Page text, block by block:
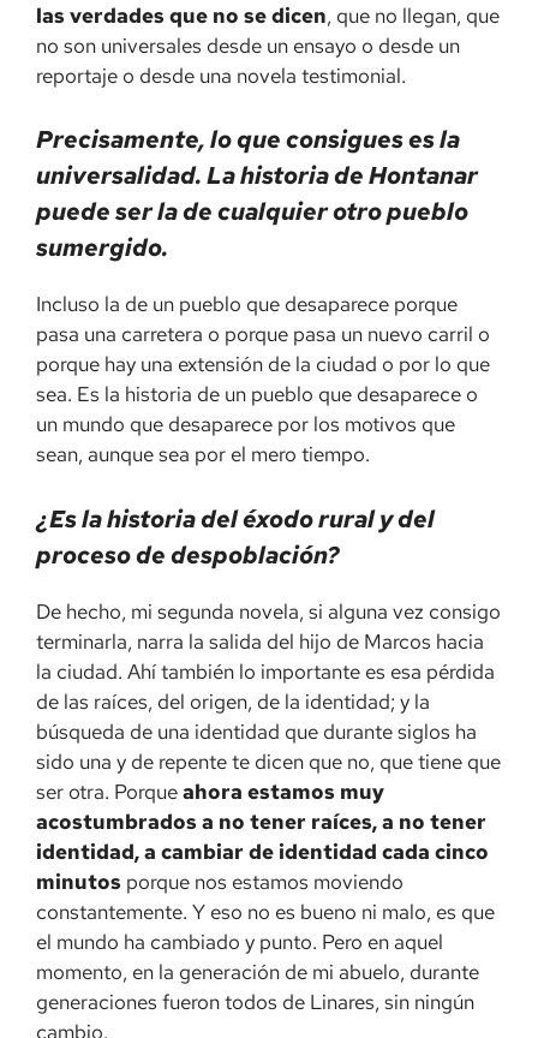
las verdades que no sedicen, que no llegan, que
no son universales desde un ensayo o desde un
reportaje o desde una novela testimonial.
Precisamente, lo que consigues es la
universalidad.La historia de Hontanar
puede serlade cualquier otro pueblo
sumergido.
Incluso la de un pueblo que desaparece porque
pasa una carretera o porque pasa un nuevo carril o
porque hay una extensión de la ciudad o por lo que
sea. Es la historia de un pueblo que desaparece o
un mundo que desaparece por los motivos que
sean, aunque sea por el mero tiempo.
¿Es la historia del éxodo rural y del
proceso de despoblación?
De hecho, mi segunda novela, si alguna vez consigo
terminarla, narra la salida del hijo de Marcos hacia
la ciudad. Ahí también lo importante es esa pérdida
de las raíces, del origen, de la identidad; y la
búsqueda de una identidad que durante siglos ha
sido una y de repente te dicen que no, que tiene que
ser otra. Porqueahora estamos muy
acostumbrados a no tener raíces, a no tener
identidad, a cambiar de identidad cada cinco
minutos porque nos estamos moviendo
constantemente. Y eso no es bueno ni malo, es que
el mundo ha cambiado y punto. Pero en aquel
momento, en la generación de mi abuelo, durante
generaciones fueron todos de Linares, sin ningún
cambio.